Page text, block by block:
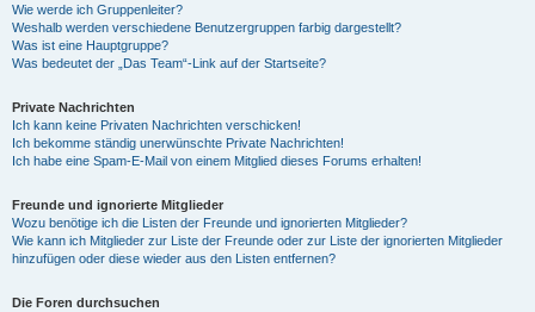
Wie werde ich Gruppenleiter?
Weshalb werden verschiedene Benutzergruppen farbig dargestellt?
Was ist eine Hauptgruppe?
Was bedeutet der „Das Team“-Link auf der Startseite?
Private Nachrichten
Ich kann keine Privaten Nachrichten verschicken!
Ich bekomme ständig unerwünschte Private Nachrichten!
Ich habe eine Spam-E-Mail von einem Mitglied dieses Forums erhalten!
Freunde und ignorierte Mitglieder
Wozu benötige ich die Listen der Freunde und ignorierten Mitglieder?
Wie kann ich Mitglieder zur Liste der Freunde oder zur Liste der ignorierten Mitglieder
hinzufügen oder diese wieder aus den Listen entfernen?
Die Foren durchsuchen